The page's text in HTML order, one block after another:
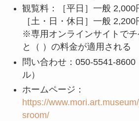
観覧料：［平日］一般 2,000
［土・日・休日］一般
※専用オンラインサイトで
と（ ）の料金が適用される
問い合わせ：050-5541-8600
ル）
ホームページ：
https://
sroom/